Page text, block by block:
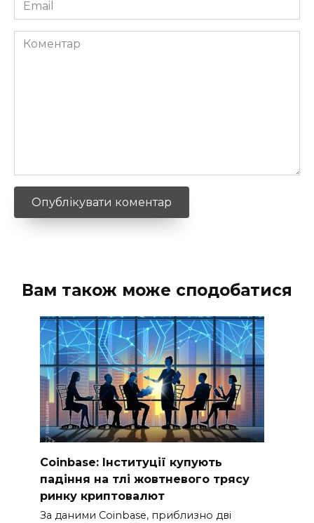
*
Коментар
Вам також може сподобатися
Coinbase: Інституції купують
падіння на тлі жовтневого трясу
ринку криптовалют
За даними Coinbase, приблизно дві